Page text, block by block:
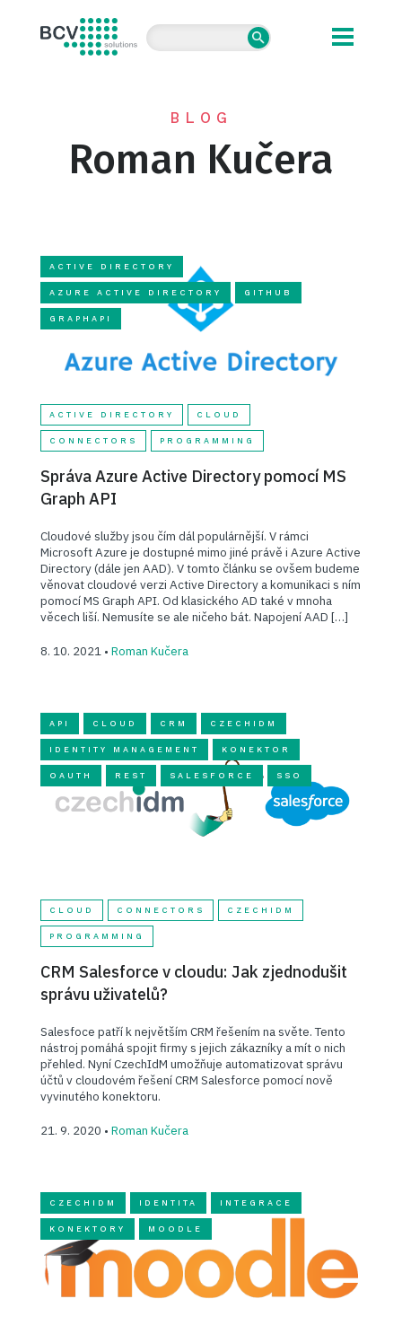
BCV solutions s.r.o.
BLOG
Roman Kučera
ACTIVE DIRECTORY
AZURE ACTIVE DIRECTORY GITHUB
GRAPHAPI
ACTIVE DIRECTORY CLOUD
CONNECTORS PROGRAMMING
Správa Azure Active Directory pomocí MS
Graph API
Cloudové služby jsou čím dál populárnější. V rámci
Microsoft Azure je dostupné mimo jiné právě i Azure Active
Directory (dále jen AAD). V tomto článku se ovšem budeme
věnovat cloudové verzi Active Directory a komunikaci s ním
pomocí MS Graph API. Od klasického AD také v mnoha
věcech liší. Nemusíte se ale ničeho bát. Napojení AAD […]
8. 10. 2021 • Roman Kučera
API CLOUD CRM CZECHIDM
IDENTITY MANAGEMENT KONEKTOR
OAUTH REST SALESFORCE SSO
CLOUD CONNECTORS CZECHIDM
PROGRAMMING
CRM Salesforce v cloudu: Jak zjednodušit
správu uživatelů?
Salesfoce patří k největším CRM řešením na světe. Tento
nástroj pomáhá spojit firmy s jejich zákazníky a mít o nich
přehled. Nyní CzechIdM umožňuje automatizovat správu
účtů v cloudovém řešení CRM Salesforce pomocí nově
vyvinutého konektoru.
21. 9. 2020 • Roman Kučera
CZECHIDM IDENTITA INTEGRACE
KONEKTORY MOODLE